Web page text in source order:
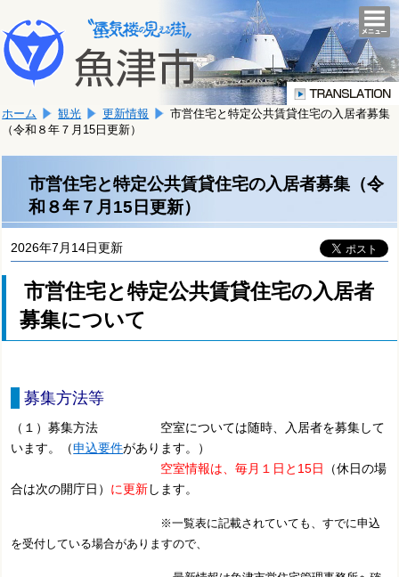
文
へ
移
ま
す。
こ
か
文
で
す。
ホーム 観光 更新情報
市営住宅と特定公共賃貸住宅の入居者募集
（令和８年７月15日更新）
市営住宅と特定公共賃貸住宅の入居者募集（令
和８年７月15日更新）
2026年7月14日更新
市営住宅と特定公共賃貸住宅の入居者
募集について
募集方法等
（１）募集方法 空室については随時、入居者を募集して
います。（申込要件があります。）
空室情報は、毎月１日と15日
（休日の場
合は次の開庁日） に更新します。
※一覧表に記載されていても、すでに申込
を受付している場合がありますので、